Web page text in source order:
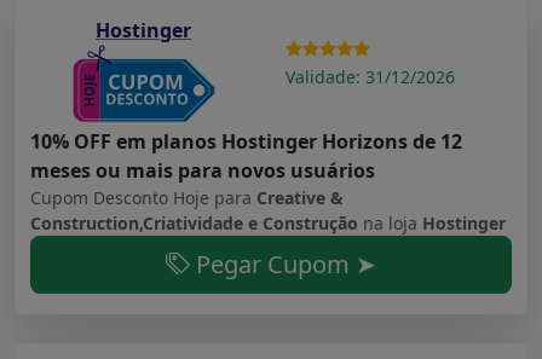
Hostinger
Validade: 31/12/2026
10% OFF em planos Hostinger Horizons de 12
meses ou mais para novos usuários
Cupom Desconto Hoje para Creative &
Construction,Criatividade e Construção na loja Hostinger
Pegar Cupom ➤